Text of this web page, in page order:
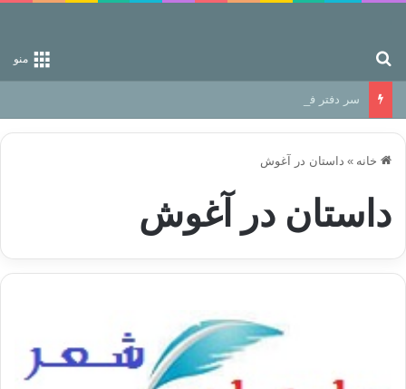
منو
سر دفتر فساد در زمین‌، دوری وکناره‌گیری از راه خداست‌!
خانه » داستان در آغوش
داستان در آغوش